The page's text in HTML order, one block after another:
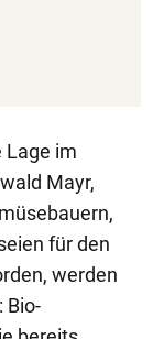
Lage im
Mayr,
für den
werden
Bio-